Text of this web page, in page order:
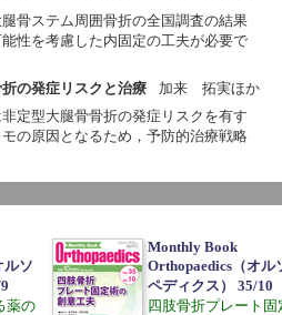
骨ステム周囲骨折の全国調査の結果
性を考慮した内固定の工夫が必要で
の発症リスクと治療
加来 拓実ほか
定型大腿骨骨折の発症リスクを有す
の原因となるため，予防的治療戦略
ルソ
薬の
Monthly Book
Orthopaedics（オル
ペディクス） 35/10
四肢骨折プレート固